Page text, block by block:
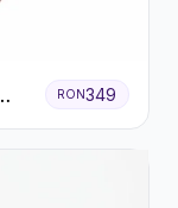
RON349